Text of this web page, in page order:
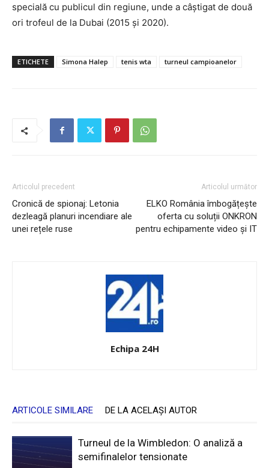
specială cu publicul din regiune, unde a câștigat de două
ori trofeul de la Dubai (2015 și 2020).
ETICHETE Simona Halep tenis wta turneul campioanelor
Articolul precedent
Cronică de spionaj: Letonia
dezleagă planuri incendiare ale
unei rețele ruse
Articolul următor
ELKO România îmbogățește
oferta cu soluții ONKRON
pentru echipamente video și IT
Echipa 24H
ARTICOLE SIMILARE DE LA ACELAȘI AUTOR
Turneul de la Wimbledon: O analiză a
semifinalelor tensionate